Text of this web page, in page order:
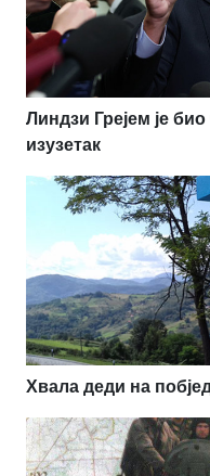
Линдзи Грејем је
изузетак
Хвала деди на